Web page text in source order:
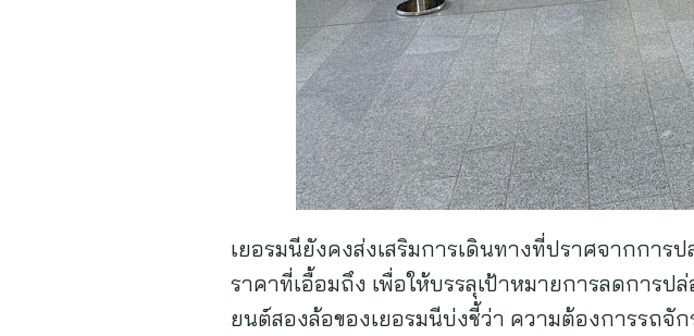
เยอรมนียังคงส่งเสริมการเดินทางที่ปราศจากการ
ราคาที่เอื้อมถึง เพื่อให้บรรลุเป้าหมายการลดการ
ยนต์สองล้อของเยอรมนีบ่งชี้ว่า ความต้องการรถจั